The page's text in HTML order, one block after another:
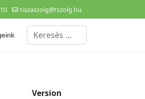
tiszaszolg@tszolg.hu
Keresés...
Version